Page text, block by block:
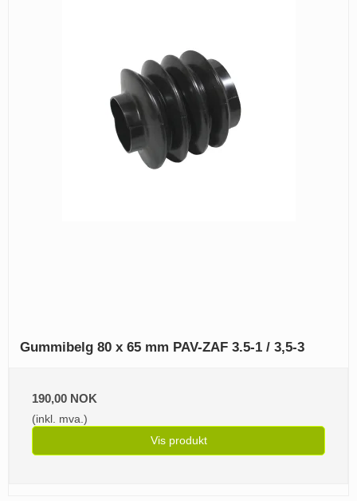
Gummibelg 80 x 65 mm PAV-ZAF 3.5-1 / 3,5-3
190,00 NOK
(inkl. mva.)
Vis produkt